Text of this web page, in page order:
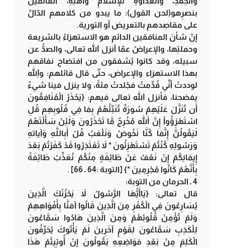
بنصرِهو(لحن القول): ما يبدو من كلامهم الدّالِّ
على مقاصِدهم بالتعريض أو التورية.
إنّ شأنَ المنافقين الدائم هو الاستهزاءُ بالشريعة
وحملتِها، والإعراضُ عمّا أنزل الله تعالى، والصدُّ عن
سبيله، وقد كانوا يُشفقون من افتضاح نفاقهم
بهذا الاستهزاء والإعراض، حتّى قال قائلهم: واللهِ
لوددتُ أنِّي قُدِّمتُ فجُلدتُ مئةً، ولا ينزل فينا شيءٌ
يفضحنا، فأنزل الله تعالى فيهم: {يَحْذَرُ الْمُنَافِقُونَ
أَن تُنَزَّلَ عَلَيْهِمْ سُورَةٌ تُنَبِّئُهُمْ بِمَا فِي قُلُوبِهِم قُلِ
اسْتَهْزِؤُواْ إِنَّ اللّهَ مُخْرِجٌ مَّا تَحْذَرُونَ وَلَئِنْ سَأَلْتَهُمْ
لَيَقُولُنَّ إِنَّمَا كُنَّا نَخُوضُ وَنَلْعَبُ قُلْ أَبِاللَّهِ وَآياتهِ
وَرَسُولِهِ كُنْتُمْ تَسْتَهْزِئُونَ * لاَ تَعْتَذِرُوا قَدْ كَفَرْتُمْ بَعْدَ
إِيمَانِكُمْ إِنْ نَعْفُ عَنْ طَائِفَةٍ مِنْكُمْ نُعَذِّبْ طَائِفَةً
بِأَنَّهُمْ كَانُوا مُجْرِمِينَ *} [التوبة :64 ـ 66] .
4 ـ الحرمان من التوبة:
قال تعالى: {يَاأَيُّهَا الرَّسُولُ لاَ يَحْزُنْكَ الَّذِينَ
يُسَارِعُونَ فِي الْكُفْرِ مِنَ الَّذِينَ قَالُوا آمَنَّا بِأَفْوَاهِهِمْ
وَلَمْ تُؤْمِنْ قُلُوبُهُمْ وَمِنَ الَّذِينَ هَادُوا سَمَّاعُونَ
لِلْكَذِبِ سَمَّاعُونَ لِقَوْمٍ آخَرِينَ لَمْ يَأْتُوكَ يُحَرِّفُونَ
الْكَلِمَ مِنْ بَعْدِ مَوَاضِعِهِ يَقُولُونَ إِنْ أُوتِيتُمْ هَذَا